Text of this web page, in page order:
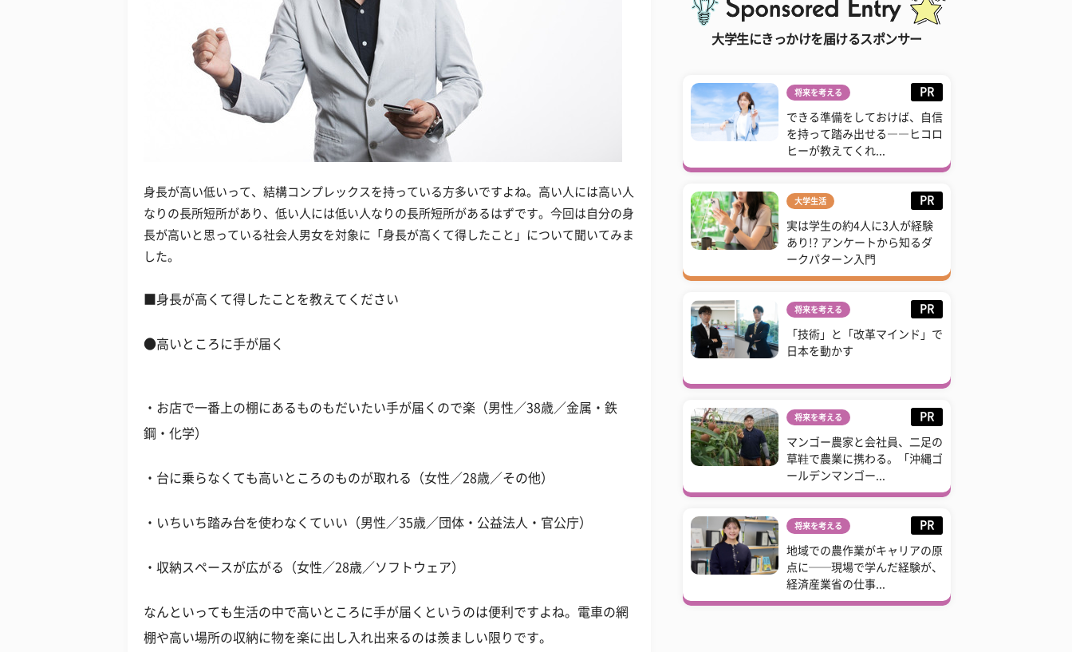
身長が高い低いって、結構コンプレックスを持っている方多いですよね。高い人には高い人
なりの長所短所があり、低い人には低い人なりの長所短所があるはずです。今回は自分の身
長が高いと思っている社会人男女を対象に「身長が高くて得したこと」について聞いてみま
した。
■身長が高くて得したことを教えてください
●高いところに手が届く
・お店で一番上の棚にあるものもだいたい手が届くので楽（男性／38歳／金属・鉄
鋼・化学）
・台に乗らなくても高いところのものが取れる（女性／28歳／その他）
・いちいち踏み台を使わなくていい（男性／35歳／団体・公益法人・官公庁）
・収納スペースが広がる（女性／28歳／ソフトウェア）
なんといっても生活の中で高いところに手が届くというのは便利ですよね。電車の網
棚や高い場所の収納に物を楽に出し入れ出来るのは羨ましい限りです。
大学生にきっかけを届けるスポンサー
将来を考える PR
できる準備をしておけば、自信
を持って踏み出せる――ヒコロ
ヒーが教えてくれ...
大学生活 PR
実は学生の約4人に3人が経験
あり!? アンケートから知るダ
ークパターン入門
将来を考える PR
「技術」と「改革マインド」で
日本を動かす
将来を考える PR
マンゴー農家と会社員、二足の
草鞋で農業に携わる。「沖縄ゴ
ールデンマンゴー...
将来を考える PR
地域での農作業がキャリアの原
点に──現場で学んだ経験が、
経済産業省の仕事...